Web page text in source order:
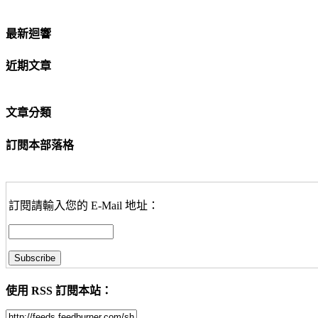
最新迴響
近期文章
文章分類
訂閱本部落格
訂閱請輸入您的 E-Mail 地址：
使用 RSS 訂閱本站：